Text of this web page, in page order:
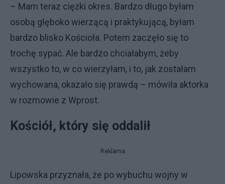
– Mam teraz ciężki okres. Bardzo długo byłam
osobą głęboko wierzącą i praktykującą, byłam
bardzo blisko Kościoła. Potem zaczęło się to
trochę sypać. Ale bardzo chciałabym, żeby
wszystko to, w co wierzyłam, i to, jak zostałam
wychowana, okazało się prawdą – mówiła aktorka
w rozmowie z Wprost.
Kościół, który się oddalił
Reklama
Lipowska przyznała, że po wybuchu wojny w